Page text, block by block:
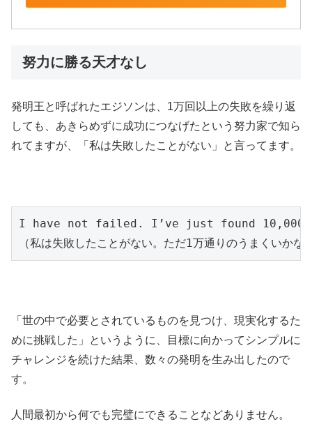
努力に勝る天才なし
発明王と呼ばれたエジソンは、1万回以上の失敗を繰り返
しても、あきらめずに成功につなげたという努力家で知ら
れてますが、「私は失敗したことがない」と言ってます。
I have not failed. I’ve just found 10,000
（私は失敗したことがない。ただ1万通りのうまくいかな
「世の中で必要とされているものを見つけ、現実化するた
めに挑戦した」というように、目標に向かってシンプルに
チャレンジを続けた結果、数々の発明を生み出したので
す。
人間最初から何でも完璧にできることなどありません。